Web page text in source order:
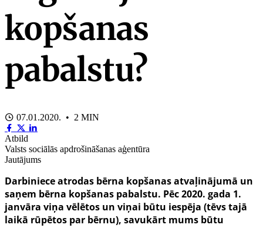
kopšanas
pabalstu?
07.01.2020. • 2 MIN
Atbild
Valsts sociālās apdrošināšanas aģentūra
Jautājums
Darbiniece atrodas bērna kopšanas atvaļinājumā un
saņem bērna kopšanas pabalstu. Pēc 2020. gada 1.
janvāra viņa vēlētos un viņai būtu iespēja (tēvs tajā
laikā rūpētos par bērnu), savukārt mums būtu